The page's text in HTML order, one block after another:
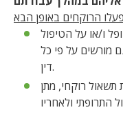
ו/או על הטיפול
מורשים על פי כל
דין.
רוקחי, מתן